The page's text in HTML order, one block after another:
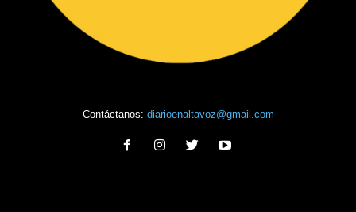
Contáctanos: diarioenaltavoz@gmail.com